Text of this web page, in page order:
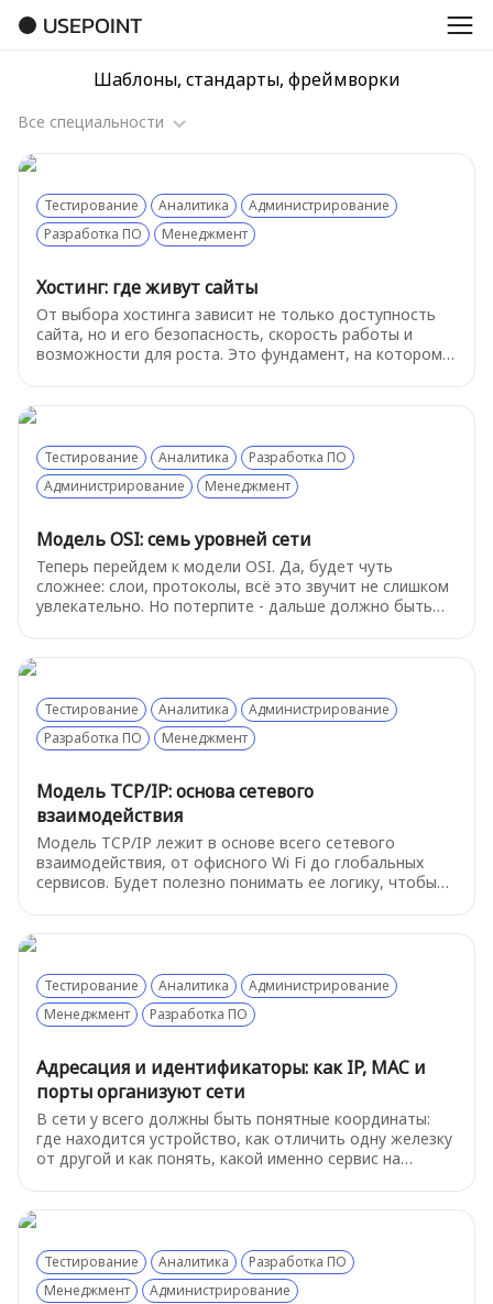
USEPOINT
Шаблоны, стандарты, фреймворки
Все специальности
Все специальности
Дизайн
Маркетинг
Разработка ПО
Тестирование
Продажи
Администрирование
Менеджмент
Контент
Аналитика
Тестирование Аналитика
Администрирование
Разработка ПО
Менеджмент
Хостинг: где живут сайты
От выбора хостинга зависит не только доступность
сайта, но и его безопасность, скорость работы и
возможности для роста. Это фундамент, на котором
Тестирование Аналитика
Разработка ПО
Администрирование
Менеджмент
Модель OSI: семь уровней сети
Теперь перейдем к модели OSI. Да, будет чуть
сложнее: слои, протоколы, всё это звучит не слишком
увлекательно. Но потерпите - дальше должно быть
Тестирование Аналитика
Администрирование
Разработка ПО
Менеджмент
Модель TCP/IP: основа сетевого
взаимодействия
Модель TCP/IP лежит в основе всего сетевого
взаимодействия, от офисного Wi Fi до глобальных
сервисов. Будет полезно понимать ее логику, чтобы
Тестирование Аналитика
Администрирование
Менеджмент
Разработка ПО
Адресация и идентификаторы: как IP, MAC и
порты организуют сети
В сети у всего должны быть понятные координаты:
где находится устройство, как отличить одну железку
от другой и как понять, какой именно сервис на
Тестирование Аналитика
Разработка ПО
Менеджмент
Администрирование